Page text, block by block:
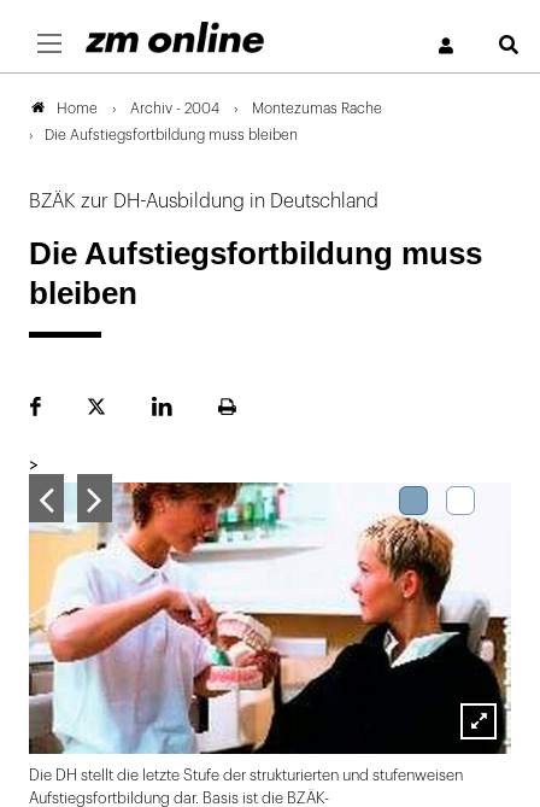
Home Archiv - 2004
Montezumas Rache
Die Aufstiegsfortbildung muss bleiben
BZÄK zur DH-Ausbildung in Deutschland
Die Aufstiegsfortbildung muss
bleiben
FacebookPlattformLinekdInSeite
>
Lightbox
öffnen
Die DH stellt die letzte Stufe der strukturierten und stufenweisen
Aufstiegsfortbildung dar. Basis ist die BZÄK-